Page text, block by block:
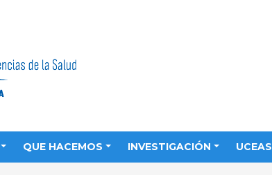
QUE HACEMOS INVESTIGACIÓN UCEAS